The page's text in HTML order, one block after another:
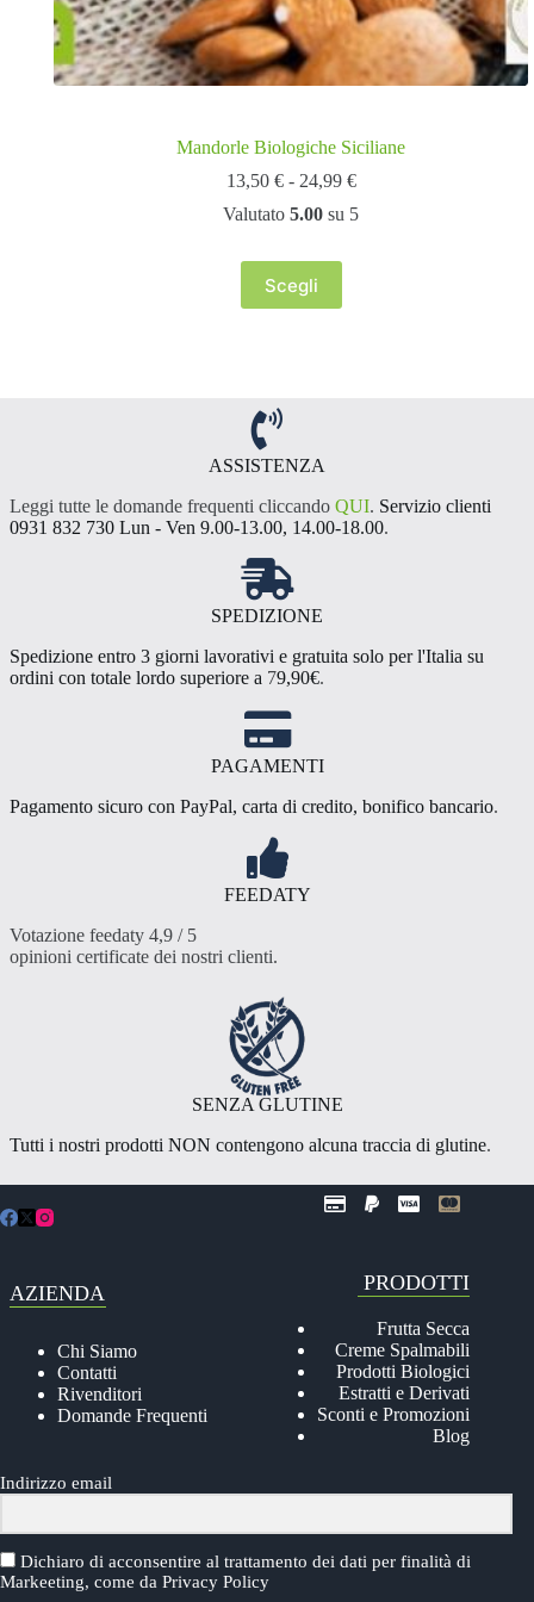
Mandorle Biologiche Siciliane
13,50 € - 24,99 €Fascia
prezzo:
Valutato 5.00 su 5
Scegli
Questo
prodotto
essere
nella
pagina
prodotto
ASSISTENZA
Leggi tutte le domande frequenti cliccando QUI. Servizio clienti
0931 832 730 Lun - Ven 9.00-13.00, 14.00-18.00.
SPEDIZIONE
Spedizione entro 3 giorni lavorativi e gratuita solo per l'Italia su
ordini con totale lordo superiore a 79,90€.
PAGAMENTI
Pagamento sicuro con PayPal, carta di credito, bonifico bancario.
FEEDATY
Votazione feedaty 4,9 / 5
opinioni certificate dei nostri clienti.
SENZA GLUTINE
Tutti i nostri prodotti NON contengono alcuna traccia di glutine.
AZIENDA
Chi Siamo
Contatti
Rivenditori
Domande Frequenti
PRODOTTI
Frutta Secca
Creme Spalmabili
Prodotti Biologici
Estratti e Derivati
Sconti e Promozioni
Blog
Indirizzo email
Dichiaro di acconsentire al trattamento dei dati per finalità di
Markeeting, come da Privacy Policy